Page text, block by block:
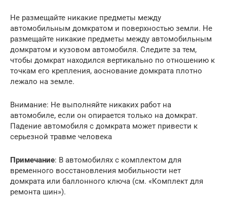
Не размещайте никакие предметы между
автомобильным домкратом и поверхностью земли. Не
размещайте никакие предметы между автомобильным
домкратом и кузовом автомобиля. Следите за тем,
чтобы домкрат находился вертикально по отношению к
точкам его крепления, аоснование домкрата плотно
лежало на земле.
Внимание: Не выполняйте никаких работ на
автомобиле, если он опирается только на домкрат.
Падение автомобиля с домкрата может привести к
серьезной травме человека
Примечание: В автомобилях с комплектом для
временного восстановления мобильности нет
домкрата или баллонного ключа (см. «Комплект для
ремонта шин»).